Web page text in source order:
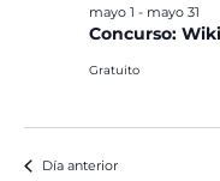
2026Concurso:
mayo 1 - mayo 31
Gratuito
Día anterior